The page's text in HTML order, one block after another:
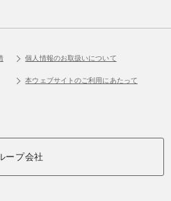
個人情報のお取扱いについて
本ウェブサイトのご利用にあたって
ープ会社